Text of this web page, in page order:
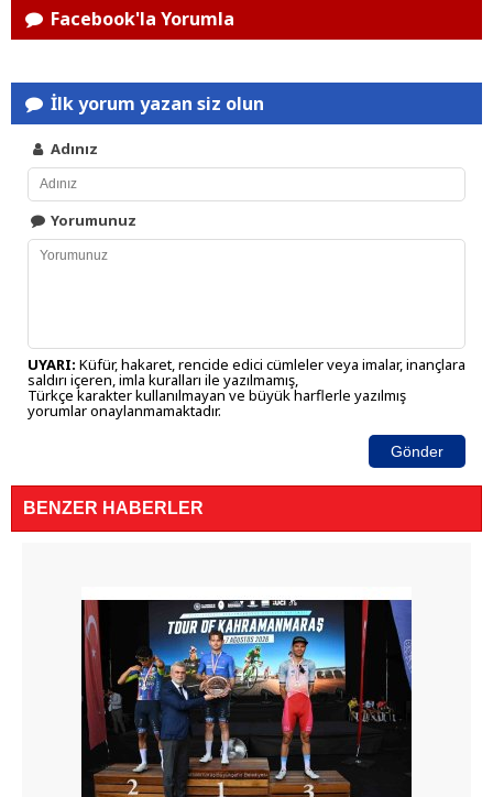
Facebook'la Yorumla
İlk yorum yazan siz olun
Adınız
Yorumunuz
UYARI: Küfür, hakaret, rencide edici cümleler veya imalar, inançlara
saldırı içeren, imla kuralları ile yazılmamış,
Türkçe karakter kullanılmayan ve büyük harflerle yazılmış
yorumlar onaylanmamaktadır.
Gönder
BENZER HABERLER